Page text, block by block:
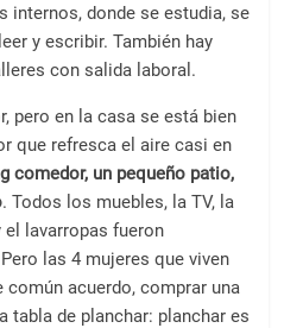
internos, donde se estudia, se
y escribir. También hay
con salida laboral.
pero en la casa se está bien
que refresca el aire casi en
comedor, un pequeño patio,
. Todos los muebles, la TV, la
el lavarropas fueron
las 4 mujeres que viven
común acuerdo, comprar una
tabla de planchar: planchar es